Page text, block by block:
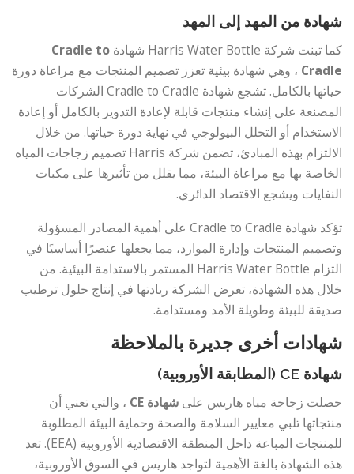
شهادة من المهد إلى المهد
كما تبنت شركة Harris Water Bottle شهادة
Cradle to
Cradle ، وهي شهادة بيئية تعزز تصميم المنتجات مع مراعاة دورة
حياتها بالكامل. تشجع شهادة Cradle to Cradle الشركات
المصنعة على إنشاء منتجات قابلة لإعادة التدوير بالكامل أو إعادة
الاستخدام أو التحلل البيولوجي في نهاية دورة حياتها. من خلال
الالتزام بهذه المبادئ، تضمن شركة Harris تصميم زجاجات المياه
الخاصة بها مع مراعاة البيئة، مما يقلل من تأثيرها على مكبات
النفايات ويشجع الاقتصاد الدائري.
تؤكد شهادة Cradle to Cradle على أهمية المصادر المسؤولة
وتصميم المنتجات وإدارة الموارد، مما يجعلها عنصرًا أساسيًا في
التزام Harris Water Bottle المستمر بالاستدامة البيئية. من
خلال هذه الشهادة، تعرض الشركة ريادتها في إنتاج حلول ترطيب
صديقة للبيئة وطويلة الأمد ومستدامة.
شهادات أخرى جديرة بالملاحظة
شهادة CE (المطابقة الأوروبية)
حصلت زجاجة مياه هاريس على شهادة CE
، والتي تعني أن
منتجاتها تلبي معايير السلامة والصحة وحماية البيئة المطلوبة
للمنتجات المباعة داخل المنطقة الاقتصادية الأوروبية (EEA). تعد
هذه الشهادة بالغة الأهمية لتواجد هاريس في السوق الأوروبية،